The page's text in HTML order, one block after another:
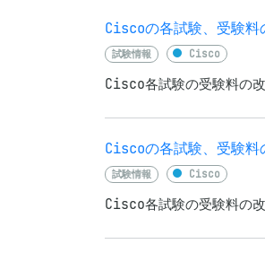
Ciscoの各試験、受験料
試験情報 Cisco
Cisco各試験の受験料の
Ciscoの各試験、受験料
試験情報 Cisco
Cisco各試験の受験料の